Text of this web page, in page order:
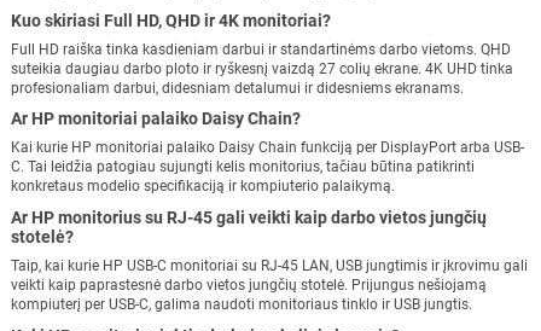
Kuo skiriasi Full HD, QHD ir 4K monitoriai?
Full HD raiška tinka kasdieniam darbui ir standartinėms darbo vietoms. QHD
suteikia daugiau darbo ploto ir ryškesnį vaizdą 27 colių ekrane. 4K UHD tinka
profesionaliam darbui, didesniam detalumui ir didesniems ekranams.
Ar HP monitoriai palaiko Daisy Chain?
Kai kurie HP monitoriai palaiko Daisy Chain funkciją per DisplayPort arba USB-
C. Tai leidžia patogiau sujungti kelis monitorius, tačiau būtina patikrinti
konkretaus modelio specifikaciją ir kompiuterio palaikymą.
Ar HP monitorius su RJ-45 gali veikti kaip darbo vietos jungčių
stotelė?
Taip, kai kurie HP USB-C monitoriai su RJ-45 LAN, USB jungtimis ir įkrovimu gali
veikti kaip paprastesnė darbo vietos jungčių stotelė. Prijungus nešiojamą
kompiuterį per USB-C, galima naudoti monitoriaus tinklo ir USB jungtis.